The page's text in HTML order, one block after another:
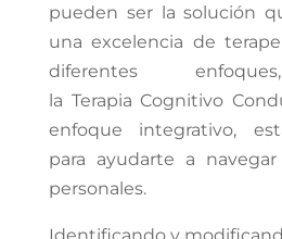
pueden ser la solución
una excelencia de t
diferentes
la Terapia Cognitivo
enfoque integrativo,
para ayudarte a
personales.
Identificando y